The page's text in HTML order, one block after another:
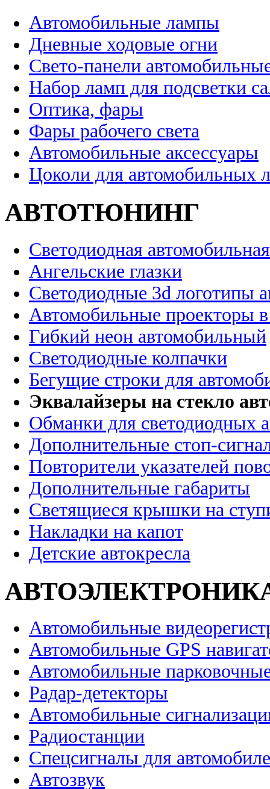
Автомобильные лампы
Дневные ходовые огни
Свето-панели
Набор ламп для подсветки
Оптика, фары
Фары рабочего света
Автомобильные аксессуары
Цоколи для автомобильных
АВТОТЮНИНГ
Светодиодная
Ангельские глазки
Светодиодные 3d логотипы
Автомобильные проекторы
Гибкий неон автомобильный
Светодиодные колпачки
Бегущие строки для
Эквалайзеры на стекло
Обманки для светодиодных
Дополнительные стоп-
Повторители указателей
Дополнительные габариты
Светящиеся крышки на
Накладки на капот
Детские автокресла
Автомобильные
Автомобильные GPS
Автомобильные
Радар-детекторы
Автомобильные
Радиостанции
Спецсигналы для
Автозвук